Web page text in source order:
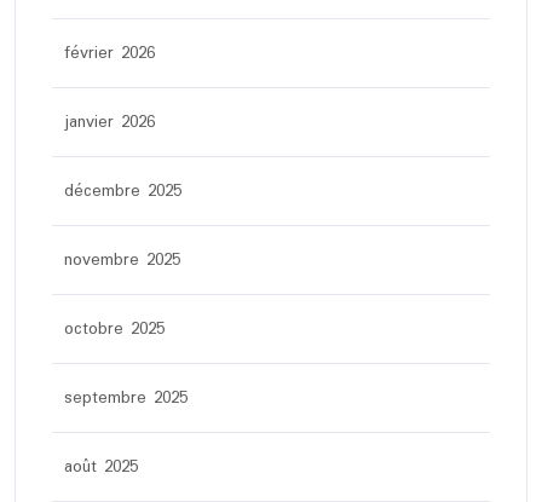
février 2026
janvier 2026
décembre 2025
novembre 2025
octobre 2025
septembre 2025
août 2025